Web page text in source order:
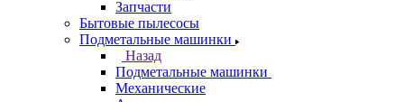
Запчасти
Бытовые пылесосы
Подметальные машинки
Назад
Подметальные машинки
Механические